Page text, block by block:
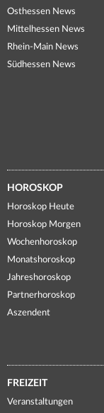
Osthessen News
Mittelhessen News
Rhein-Main News
Südhessen News
HOROSKOP
Horoskop Heute
Horoskop Morgen
Wochenhoroskop
Monatshoroskop
Jahreshoroskop
Partnerhoroskop
Aszendent
FREIZEIT
Veranstaltungen